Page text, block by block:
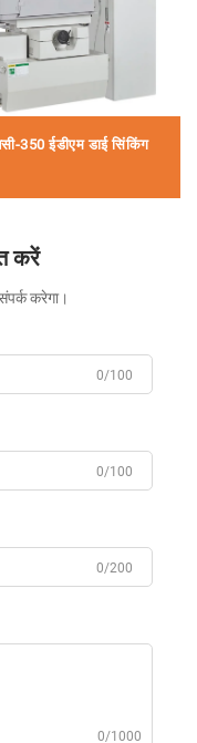
350 ईडीएम डाई सिंकिंग
करें
करेगा।
0/100
0/100
0/200
0/1000